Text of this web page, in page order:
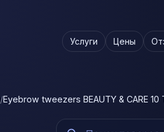
Услуги Цены
/Eyebrow tweezers BEAUTY & CARE